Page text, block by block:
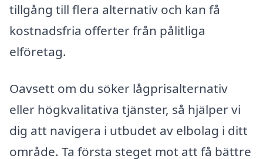
tillgång till flera alternativ och kan få
kostnadsfria offerter från pålitliga
elföretag.
Oavsett om du söker lågprisalternativ
eller högkvalitativa tjänster, så hjälper vi
dig att navigera i utbudet av elbolag i ditt
område. Ta första steget mot att få bättre